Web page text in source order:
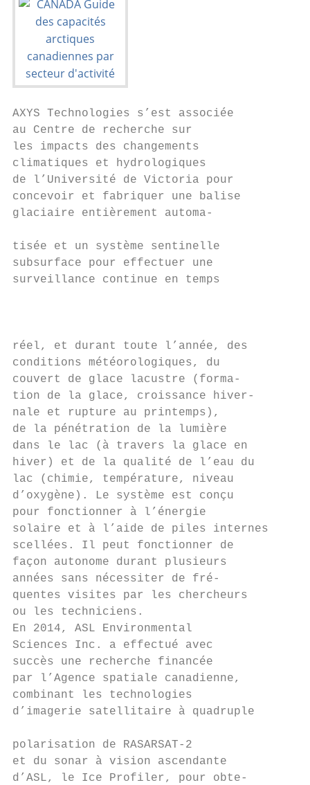
AXYS Technologies s’est associée
au Centre de recherche sur
les impacts des changements
climatiques et hydrologiques
de l’Université de Victoria pour
concevoir et fabriquer une balise
glaciaire entièrement automa-
tisée et un système sentinelle
subsurface pour effectuer une
surveillance continue en temps
réel, et durant toute l’année, des
conditions météorologiques, du
couvert de glace lacustre (forma-
tion de la glace, croissance hiver-
nale et rupture au printemps),
de la pénétration de la lumière
dans le lac (à travers la glace en
hiver) et de la qualité de l’eau du
lac (chimie, température, niveau
d’oxygène). Le système est conçu
pour fonctionner à l’énergie
solaire et à l’aide de piles internes
scellées. Il peut fonctionner de
façon autonome durant plusieurs
années sans nécessiter de fré-          et
quentes visites par les chercheurs
ou les techniciens.                     des
En 2014, ASL Environmental
Sciences Inc. a effectué avec           Ces
succès une recherche financée
par l’Agence spatiale canadienne,       la
combinant les technologies
d’imagerie satellitaire à quadruple
polarisation de RASARSAT-2
et du sonar à vision ascendante         ont
d’ASL, le Ice Profiler, pour obte-